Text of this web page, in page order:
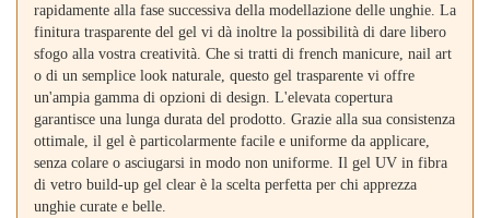
rapidamente alla fase successiva della modellazione delle unghie. La
finitura trasparente del gel vi dà inoltre la possibilità di dare libero
sfogo alla vostra creatività. Che si tratti di french manicure, nail art
o di un semplice look naturale, questo gel trasparente vi offre
un'ampia gamma di opzioni di design. L'elevata copertura
garantisce una lunga durata del prodotto. Grazie alla sua consistenza
ottimale, il gel è particolarmente facile e uniforme da applicare,
senza colare o asciugarsi in modo non uniforme. Il gel UV in fibra
di vetro build-up gel clear è la scelta perfetta per chi apprezza
unghie curate e belle.